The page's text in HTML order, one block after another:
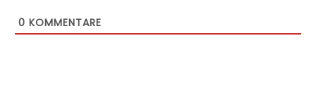
0 KOMMENTARE